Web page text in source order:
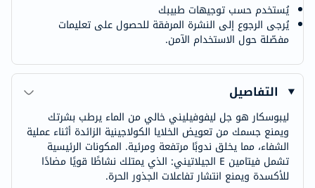
يُستخدم حسب توجيهات طبيبك
يُرجى الرجوع إلى النشرة المرفقة للحصول على تعليمات
مفصّلة حول الاستخدام الآمن.
التفاصيل
ليبوسكار هو جل ليفوفيليني خالي من الماء يرطب بشرتك
ويمنع جسمك من تعويض الخلايا الكولاجينية الزائدة أثناء عملية
الشفاء، مما يخلق ندوبًا مرتفعة ومرئية. المكونات الرئيسية
تشمل فيتامين E الجيلاتيني: الذي يمتلك نشاطًا قويًا مضادًا
للأكسدة ويمنع انتشار تفاعلات الجذور الحرة.